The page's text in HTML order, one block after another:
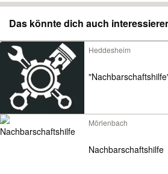
Das könnte dich auch
Heddesheim
Mörlenbach
Nachbarschaftshilfe